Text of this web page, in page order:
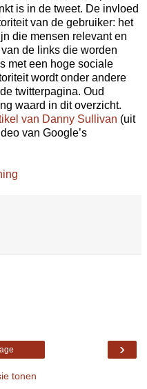
is in de tweet. De invloed
van de gebruiker: het
die mensen relevant en
de links die worden
met een hoge sociale
wordt onder andere
twitterpagina. Oud
waard in dit overzicht.
van Danny Sullivan (uit
van Google’s
›
tonen